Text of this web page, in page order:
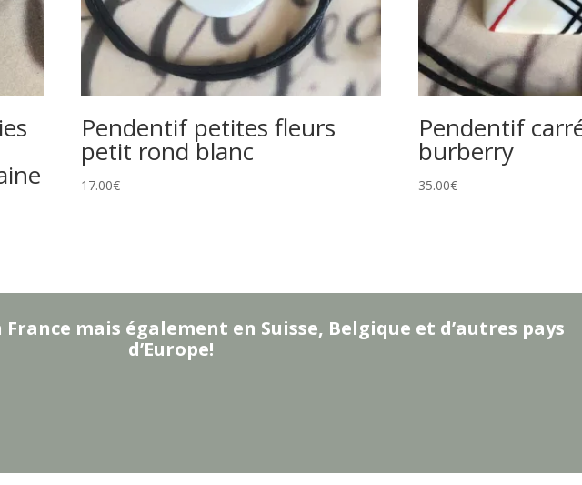
Pendentif petites fleurs
petit rond blanc
17.00€
Pendentif
burberry
35.00€
mais également en Suisse, Belgique et d’autres pays
d’Europe!